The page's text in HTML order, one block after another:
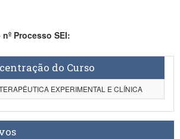
Processo SEI:
do Curso
EXPERIMENTAL E CLÍNICA